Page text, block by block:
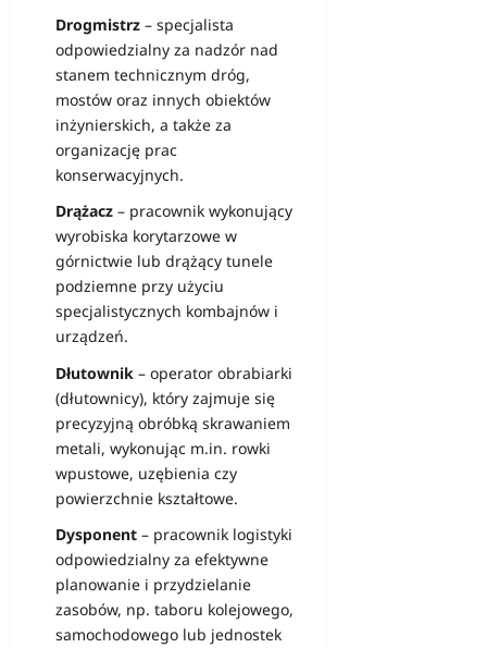
Drogmistrz – specjalista
odpowiedzialny za nadzór nad
stanem technicznym dróg,
mostów oraz innych obiektów
inżynierskich, a także za
organizację prac
konserwacyjnych.
Drążacz – pracownik wykonujący
wyrobiska korytarzowe w
górnictwie lub drążący tunele
podziemne przy użyciu
specjalistycznych kombajnów i
urządzeń.
Dłutownik – operator obrabiarki
(dłutownicy), który zajmuje się
precyzyjną obróbką skrawaniem
metali, wykonując m.in. rowki
wpustowe, uzębienia czy
powierzchnie kształtowe.
Dysponent – pracownik logistyki
odpowiedzialny za efektywne
planowanie i przydzielanie
zasobów, np. taboru kolejowego,
samochodowego lub jednostek